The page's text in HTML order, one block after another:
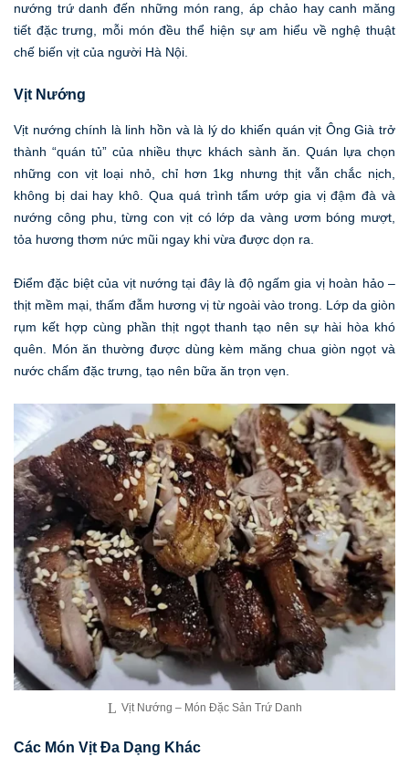
nướng trứ danh đến những món rang, áp chảo hay canh măng
tiết đặc trưng, mỗi món đều thể hiện sự am hiểu về nghệ thuật
chế biến vịt của người Hà Nội.
Vịt Nướng
Vịt nướng chính là linh hồn và là lý do khiến quán vịt Ông Già trở
thành “quán tủ” của nhiều thực khách sành ăn. Quán lựa chọn
những con vịt loại nhỏ, chỉ hơn 1kg nhưng thịt vẫn chắc nịch,
không bị dai hay khô. Qua quá trình tẩm ướp gia vị đậm đà và
nướng công phu, từng con vịt có lớp da vàng ươm bóng mượt,
tỏa hương thơm nức mũi ngay khi vừa được dọn ra.
Điểm đặc biệt của vịt nướng tại đây là độ ngấm gia vị hoàn hảo –
thịt mềm mại, thấm đẫm hương vị từ ngoài vào trong. Lớp da giòn
rụm kết hợp cùng phần thịt ngọt thanh tạo nên sự hài hòa khó
quên. Món ăn thường được dùng kèm măng chua giòn ngọt và
nước chấm đặc trưng, tạo nên bữa ăn trọn vẹn.
Vịt Nướng – Món Đặc Sản Trứ Danh
Các Món Vịt Đa Dạng Khác